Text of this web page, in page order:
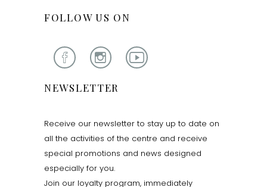
FOLLOW US ON
NEWSLETTER
Receive our newsletter to stay up to date on
all the activities of the centre and receive
special promotions and news designed
especially for you.
Join our loyalty program, immediately